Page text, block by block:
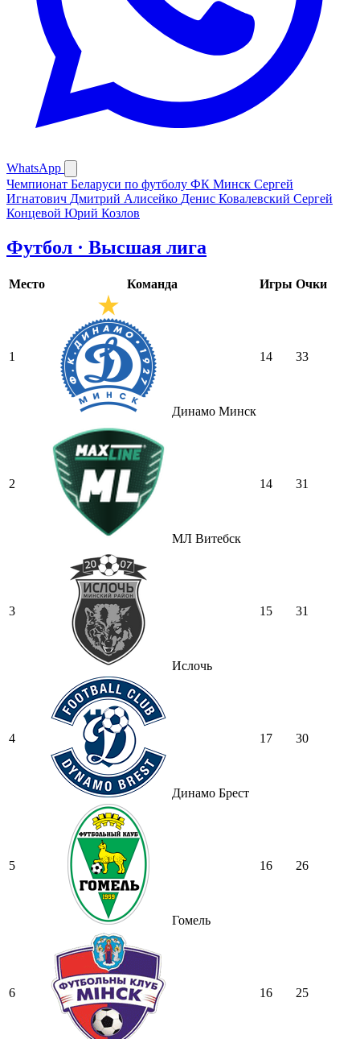
WhatsApp
Чемпионат Беларуси по футболу ФК Минск Сергей
Игнатович Дмитрий Алисейко Денис Ковалевский Сергей
Концевой Юрий Козлов
Футбол · Высшая лига
Место Команда Игры Очки
1
Динамо Минск
14 33
2
МЛ Витебск
14 31
3
Ислочь
15 31
4
Динамо Брест
17 30
5
Гомель
16 26
6 16 25